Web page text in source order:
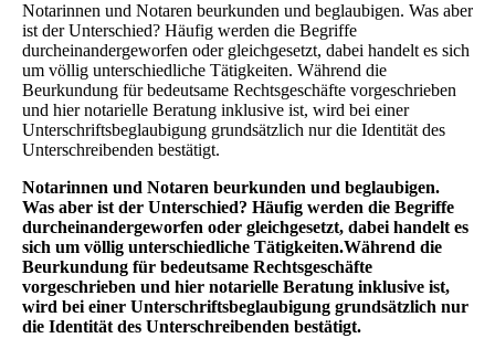
Notarinnen und Notaren beurkunden und beglaubigen. Was aber
ist der Unterschied? Häufig werden die Begriffe
durcheinandergeworfen oder gleichgesetzt, dabei handelt es sich
um völlig unterschiedliche Tätigkeiten. Während die
Beurkundung für bedeutsame Rechtsgeschäfte vorgeschrieben
und hier notarielle Beratung inklusive ist, wird bei einer
Unterschriftsbeglaubigung grundsätzlich nur die Identität des
Unterschreibenden bestätigt.
Notarinnen und Notaren beurkunden und beglaubigen.
Was aber ist der Unterschied? Häufig werden die Begriffe
durcheinandergeworfen oder gleichgesetzt, dabei handelt es
sich um völlig unterschiedliche Tätigkeiten.Während die
Beurkundung für bedeutsame Rechtsgeschäfte
vorgeschrieben und hier notarielle Beratung inklusive ist,
wird bei einer Unterschriftsbeglaubigung grundsätzlich nur
die Identität des Unterschreibenden bestätigt.